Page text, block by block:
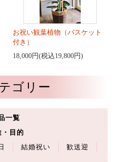
お祝い観葉植物（バスケット
付き）
18,000円(税込19,800円)
ゴリー
一覧
・目的
結婚祝い 歓送迎